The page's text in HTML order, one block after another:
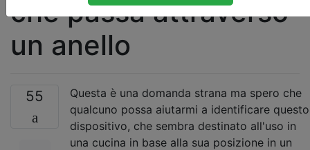
che passa attraverso
un anello
55
Questa è una domanda strana ma spero che
qualcuno possa aiutarmi a identificare questo
dispositivo, che sembra destinato all'uso in
una cucina in base alla sua posizione in un